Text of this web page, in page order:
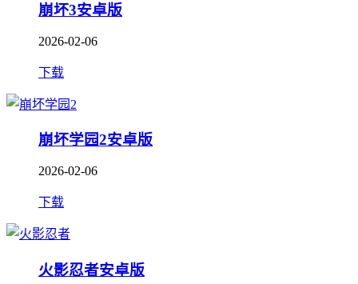
崩坏3安卓版
2026-02-06
下载
崩坏学园2安卓版
2026-02-06
下载
火影忍者安卓版